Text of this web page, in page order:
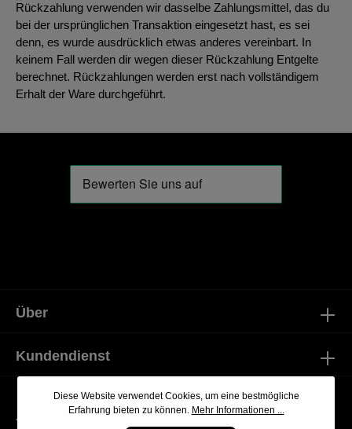
Rückzahlung verwenden wir dasselbe Zahlungsmittel, das du
bei der ursprünglichen Transaktion eingesetzt hast, es sei
denn, es wurde ausdrücklich etwas anderes vereinbart. In
keinem Fall werden dir wegen dieser Rückzahlung Entgelte
berechnet. Rückzahlungen werden erst nach vollständigem
Erhalt der Ware durchgeführt.
Über
Kundendienst
Diese Website verwendet Cookies, um eine bestmögliche
Erfahrung bieten zu können. Mehr Informationen ...